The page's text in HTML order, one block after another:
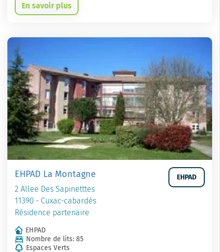
En savoir plus
EHPAD La Montagne
2 Allee Des Sapinetttes
11390 - Cuxac-cabardès
Résidence partenaire
EHPAD
EHPAD
Nombre de lits: 85
Espaces Verts